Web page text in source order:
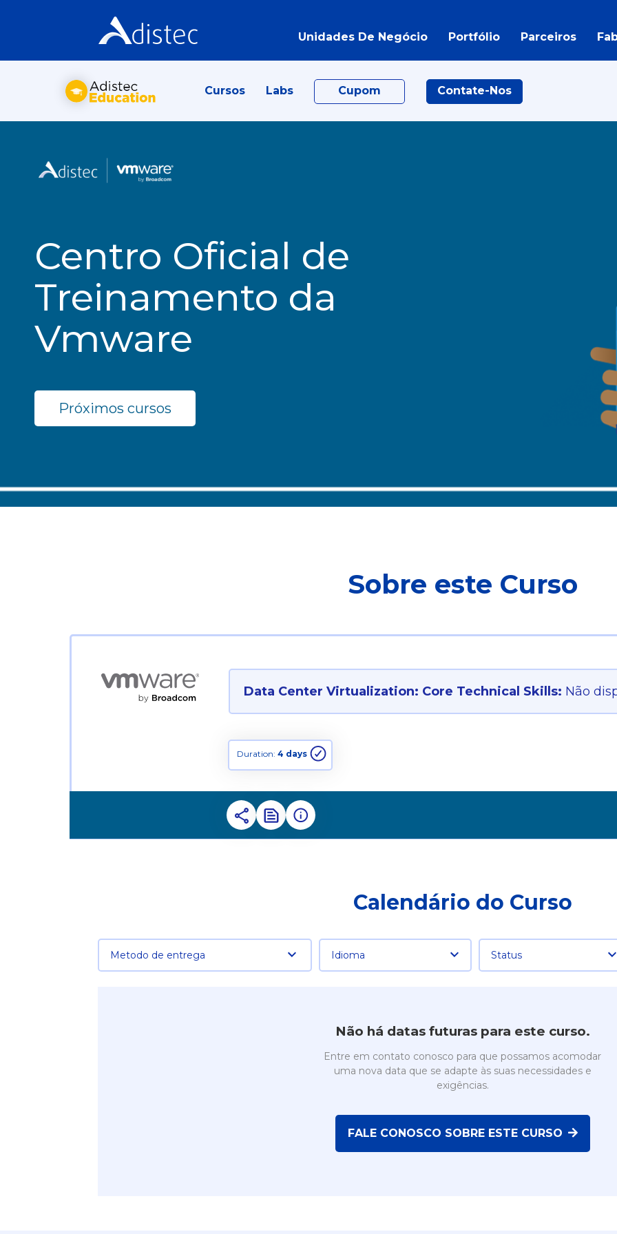
Unidades De Negócio Portfólio Parceiros
Cursos Labs Cupom Contate-Nos
Centro Oficial de
Treinamento da
Vmware
Próximos cursos
Sobre este Curso
Data Center Virtualization: Core Technical Skills: Não
Duration:4 days
Calendário do Curso
Metodo de entrega Idioma Status
Não há datas futuras para este curso.
Entre em contato conosco para que possamos acomodar
uma nova data que se adapte às suas necessidades e
exigências.
FALE CONOSCO SOBRE ESTE CURSO